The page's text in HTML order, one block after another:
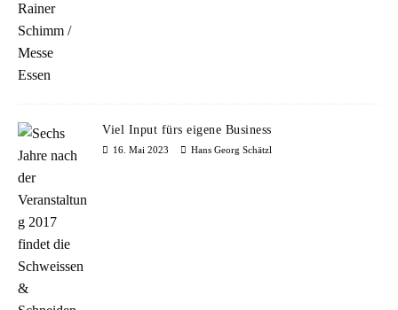
Viel Input fürs eigene Business
16. Mai 2023 Hans Georg Schätzl